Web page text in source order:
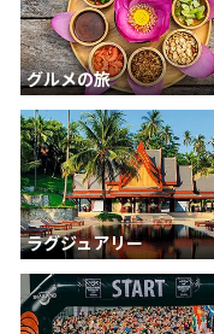
グルメの旅
ラグジュアリー